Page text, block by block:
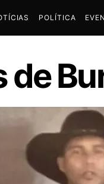
POLÍTICA
de